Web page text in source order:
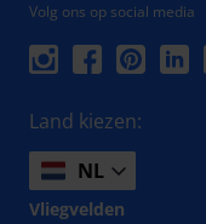
Volg ons op social media
Land kiezen:
NL
Vliegvelden